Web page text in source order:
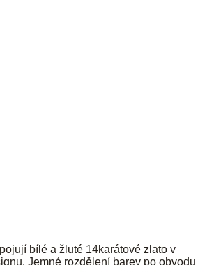
bílé a žluté 14karátové zlato v
Jemné rozdělení barev po obvodu